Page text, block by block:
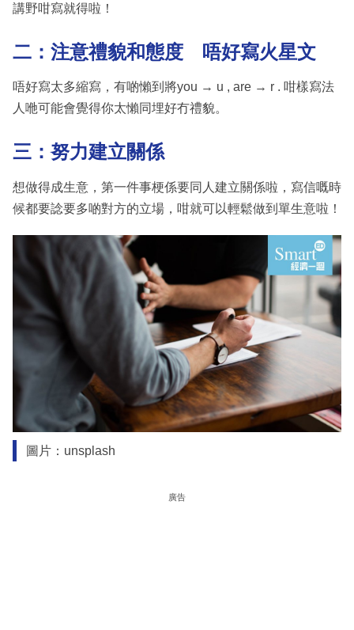
講野咁寫就得啦！
二：注意禮貌和態度 唔好寫火星文
唔好寫太多縮寫，有啲懶到將you → u , are → r . 咁樣寫法
人咃可能會覺得你太懶同埋好冇禮貌。
三：努力建立關係
想做得成生意，第一件事梗係要同人建立關係啦，寫信嘅時
候都要諗要多啲對方的立場，咁就可以輕鬆做到單生意啦！
圖片：unsplash
廣告